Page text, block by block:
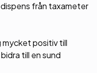
från taxameter
mycket positiv till
till en sund